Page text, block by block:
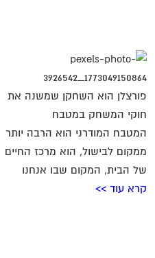
פורצלן הוא השחקן שמשנה את
חוקי המשחק במטבח
המטבח המודרני הוא הרבה יותר
ממקום לבישול, הוא מרכז החיים
של הבית, המקום שבו אנחנו
קרא עוד >>